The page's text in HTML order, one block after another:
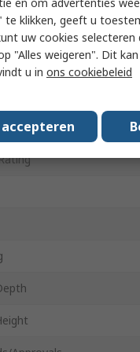
te klikken, geeft u
uw cookies
"Alles weigeren". Dit
u in ons cookiebeleid